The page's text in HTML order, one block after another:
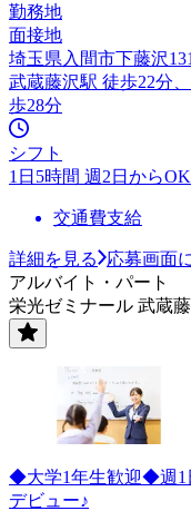
勤務地
面接地
埼玉県入間市下藤沢
武蔵藤沢駅 徒歩22分
歩28分
シフト
1日5時間 週2日からOK
交通費支給
詳細を見る
応募画面
アルバイト・パート
栄光ゼミナール 武蔵
◆大学1年生歓迎◆週1
デビュー♪